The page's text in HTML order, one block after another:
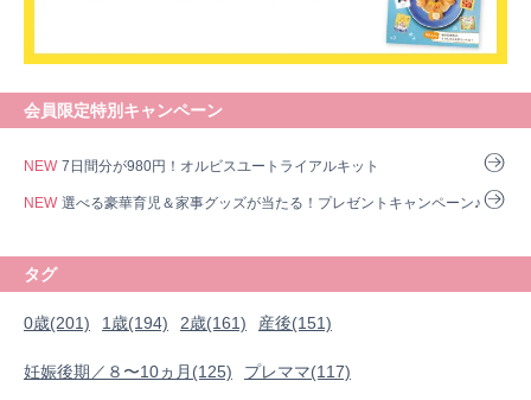
会員限定特別キャンペーン
NEW 7日間分が980円！オルビスユートライアルキット
NEW 選べる豪華育児＆家事グッズが当たる！プレゼントキャンペーン♪
タグ
0歳(201) 1歳(194) 2歳(161) 産後(151)
妊娠後期／８〜10ヵ月(125) プレママ(117)
0歳 1歳 2歳 産後
妊娠後期／８〜10ヵ月